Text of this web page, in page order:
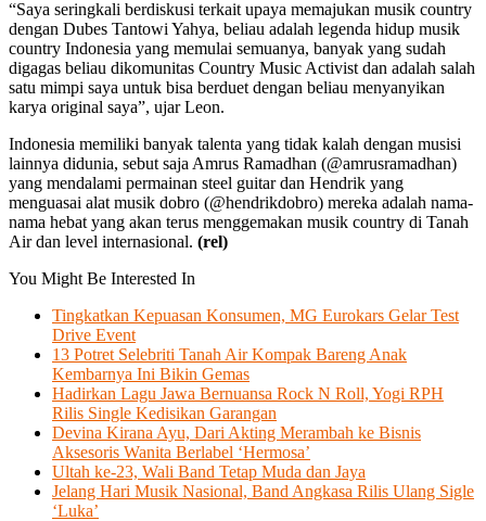
“Saya seringkali berdiskusi terkait upaya memajukan musik country
dengan Dubes Tantowi Yahya, beliau adalah legenda hidup musik
country Indonesia yang memulai semuanya, banyak yang sudah
digagas beliau dikomunitas Country Music Activist dan adalah salah
satu mimpi saya untuk bisa berduet dengan beliau menyanyikan
karya original saya”, ujar Leon.
Indonesia memiliki banyak talenta yang tidak kalah dengan musisi
lainnya didunia, sebut saja Amrus Ramadhan (@amrusramadhan)
yang mendalami permainan steel guitar dan Hendrik yang
menguasai alat musik dobro (@hendrikdobro) mereka adalah nama-
nama hebat yang akan terus menggemakan musik country di Tanah
Air dan level internasional. (rel)
You Might Be Interested In
Tingkatkan Kepuasan Konsumen, MG Eurokars Gelar Test
Drive Event
13 Potret Selebriti Tanah Air Kompak Bareng Anak
Kembarnya Ini Bikin Gemas
Hadirkan Lagu Jawa Bernuansa Rock N Roll, Yogi RPH
Rilis Single Kedisikan Garangan
Devina Kirana Ayu, Dari Akting Merambah ke Bisnis
Aksesoris Wanita Berlabel ‘Hermosa’
Ultah ke-23, Wali Band Tetap Muda dan Jaya
Jelang Hari Musik Nasional, Band Angkasa Rilis Ulang Sigle
‘Luka’